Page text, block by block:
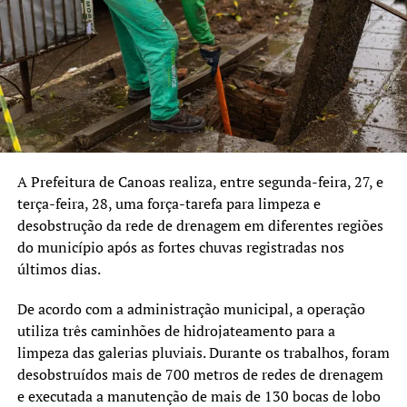
A Prefeitura de Canoas realiza, entre segunda-feira, 27, e
terça-feira, 28, uma força-tarefa para limpeza e
desobstrução da rede de drenagem em diferentes regiões
do município após as fortes chuvas registradas nos
últimos dias.
De acordo com a administração municipal, a operação
utiliza três caminhões de hidrojateamento para a
limpeza das galerias pluviais. Durante os trabalhos, foram
desobstruídos mais de 700 metros de redes de drenagem
e executada a manutenção de mais de 130 bocas de lobo